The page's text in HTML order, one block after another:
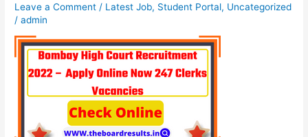
Leave a Comment / Latest Job, Student Portal, Uncategorized
/admin
Apply
Online
Now
Clerks
Vacancies